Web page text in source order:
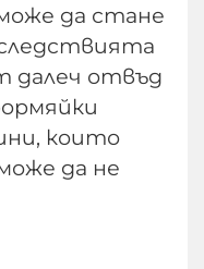
да стане
далеч отвъд
които
да не